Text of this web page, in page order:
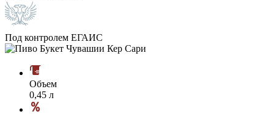
Под контролем ЕГАИС
Объем
0,45 л